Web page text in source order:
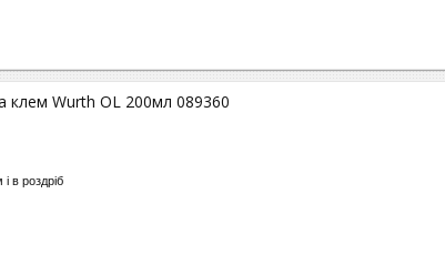
клем Wurth OL 200мл 089360
в роздріб